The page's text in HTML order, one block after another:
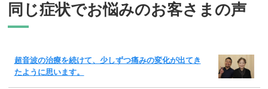
同じ症状でお悩みのお客さまの声
超音波の治療を続けて、少しずつ痛みの変化が出てき
たように思います。